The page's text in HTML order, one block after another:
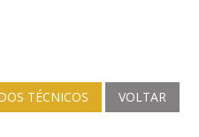
TÉCNICOS VOLTAR